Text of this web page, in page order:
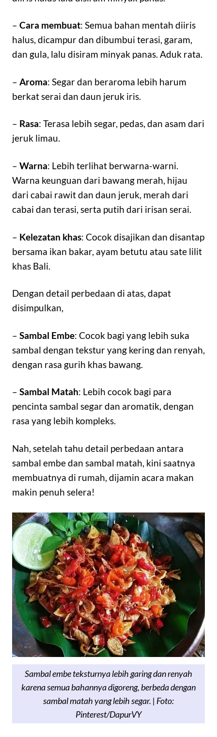
– Cara membuat: Semua bahan mentah diiris
halus, dicampur dan dibumbui terasi, garam,
dan gula, lalu disiram minyak panas. Aduk rata.
– Aroma: Segar dan beraroma lebih harum
berkat serai dan daun jeruk iris.
– Rasa: Terasa lebih segar, pedas, dan asam dari
jeruk limau.
– Warna: Lebih terlihat berwarna-warni.
Warna keunguan dari bawang merah, hijau
dari cabai rawit dan daun jeruk, merah dari
cabai dan terasi, serta putih dari irisan serai.
– Kelezatan khas: Cocok disajikan dan disantap
bersama ikan bakar, ayam betutu atau sate lilit
khas Bali.
Dengan detail perbedaan di atas, dapat
disimpulkan,
– Sambal Embe: Cocok bagi yang lebih suka
sambal dengan tekstur yang kering dan renyah,
dengan rasa gurih khas bawang.
– Sambal Matah: Lebih cocok bagi para
pencinta sambal segar dan aromatik, dengan
rasa yang lebih kompleks.
Nah, setelah tahu detail perbedaan antara
sambal embe dan sambal matah, kini saatnya
membuatnya di rumah, dijamin acara makan
makin penuh selera!
Sambal embe teksturnya lebih garing dan renyah
karena semua bahannya digoreng, berbeda dengan
sambal matah yang lebih segar. | Foto:
Pinterest/DapurVY